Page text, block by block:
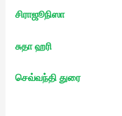
சிராஜூநிஸா
சுதா ஹரி
செவ்வந்தி துரை